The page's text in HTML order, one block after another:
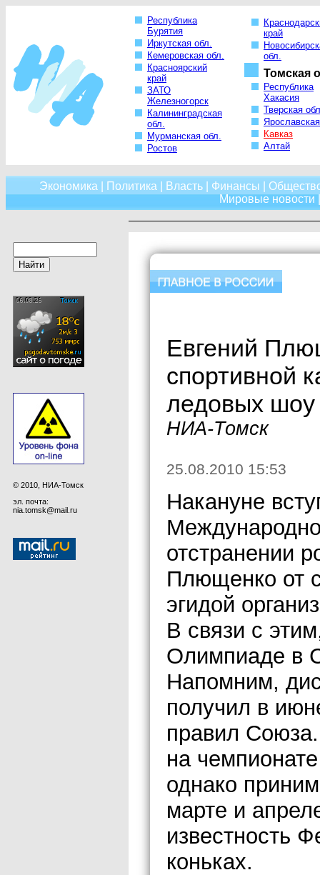
Республика
Бурятия
Иркутская обл.
Кемеровская обл.
Красноярский
край
ЗАТО
Железногорск
Калининградская
обл.
Мурманская обл.
Ростов
край
обл.
Томская
Республика
Хакасия
Тверская
Кавказ
Алтай
Экономика Политика Власть Финансы
Мировые новости
© 2010, НИА-Томск
эл. почта:
nia.tomsk@mail.ru
Евгений
спортивной
ледовых шоу
НИА-Томск
25.08.2010 15:53
Накануне
отстранении
Плющенко от
эгидой
В связи с
Олимпиаде в
Напомним,
получил в
правил
на
однако
марте и
известность
коньках.